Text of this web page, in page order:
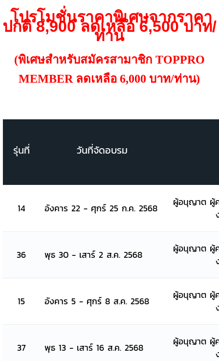
โปรโมชั่นราคาพิเศษจากราคา
ปกติ 8,900 ลดเหลือ 6,500 บาท/
ท่าน
(พิเศษสำหรับสมัครสามาชิก TOPPRO
MEMBER ลดเหลือ 6,000 บาท/ท่าน)
รุ่นที่ วันที่จัดอบรม
14 อังคาร 22 - ศุกร์ 25 ก.ค. 2568
ผู้อนุญาต ผู้
36 พุธ 30 - เสาร์ 2 ส.ค. 2568
ผู้อนุญาต ผู้
15 อังคาร 5 - ศุกร์ 8 ส.ค. 2568
ผู้อนุญาต ผู้
37 พุธ 13 - เสาร์ 16 ส.ค. 2568
ผู้อนุญาต ผู้